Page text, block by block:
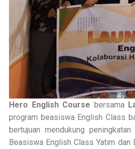
Hero English Course bersama
program beasiswa English Class
bertujuan mendukung
Beasiswa English Class Yatim dan